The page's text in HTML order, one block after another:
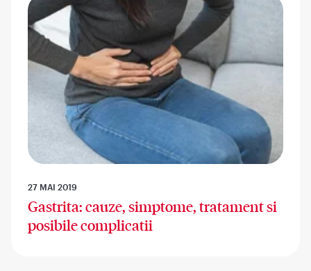
27 MAI 2019
Gastrita: cauze, simptome, tratament si
posibile complicatii